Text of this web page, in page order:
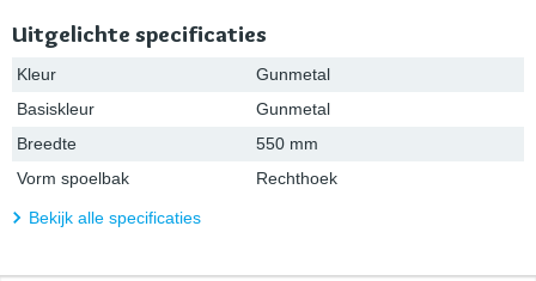
Uitgelichte specificaties
Kleur
Gunmetal
Basiskleur
Gunmetal
Breedte
550 mm
Vorm spoelbak
Rechthoek
Bekijk alle specificaties